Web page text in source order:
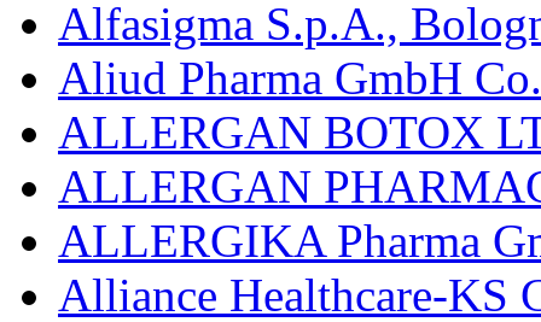
Alfasigma S.p.A.,
Aliud Pharma GmbH
ALLERGAN BOTOX
ALLERGAN
ALLERGIKA Pharma
Alliance Healthcare-KS